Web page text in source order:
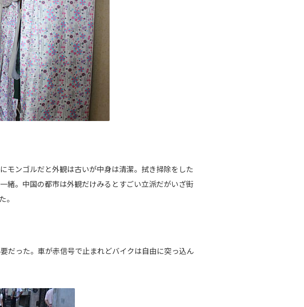
モンゴルだと外観は古いが中身は清潔。拭き掃除をした
緒。中国の都市は外観だけみるとすごい立派だがいざ街
。
だった。車が赤信号で止まれどバイクは自由に突っ込ん